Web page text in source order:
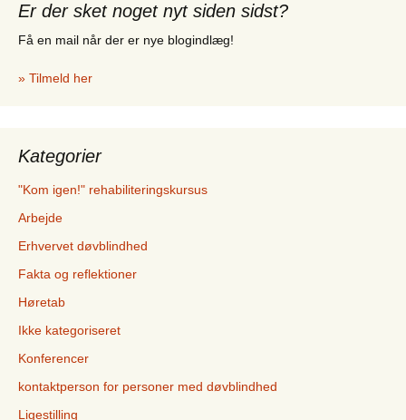
Er der sket noget nyt siden sidst?
Få en mail når der er nye blogindlæg!
» Tilmeld her
Kategorier
"Kom igen!" rehabiliteringskursus
Arbejde
Erhvervet døvblindhed
Fakta og reflektioner
Høretab
Ikke kategoriseret
Konferencer
kontaktperson for personer med døvblindhed
Ligestilling